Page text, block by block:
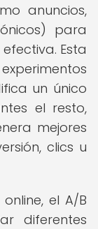
anuncios,
para
Esta
un único
el resto,
mejores
clics u
el A/B
diferentes